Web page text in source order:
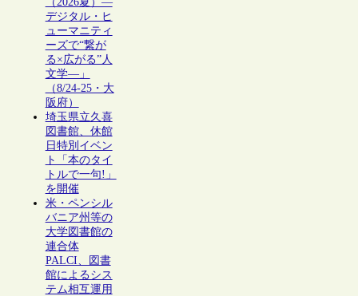
デジタル・ヒ
ューマニティ
ーズで“繋が
る×広がる”人
文学―」
（8/24-25・大
阪府）
埼玉県立久喜
図書館、休館
日特別イベン
ト「本のタイ
トルで一句!」
を開催
米・ペンシル
バニア州等の
大学図書館の
連合体
PALCI、図書
館によるシス
テム相互運用